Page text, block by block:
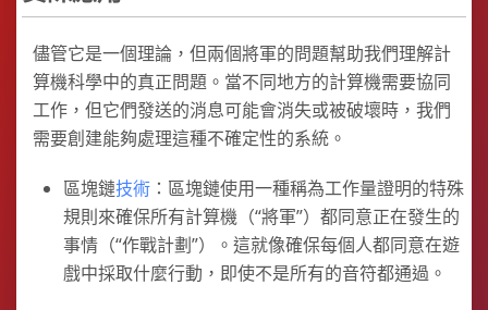
儘管它是一個理論，但兩個將軍的問題幫助我們理解計
算機科學中的真正問題。當不同地方的計算機需要協同
工作，但它們發送的消息可能會消失或被破壞時，我們
需要創建能夠處理這種不確定性的系統。
區塊鏈技術 ：區塊鏈使用一種稱為工作量證明的特殊
規則來確保所有計算機（“將軍”）都同意正在發生的
事情（“作戰計劃”）。這就像確保每個人都同意在遊
戲中採取什麼行動，即使不是所有的音符都通過。